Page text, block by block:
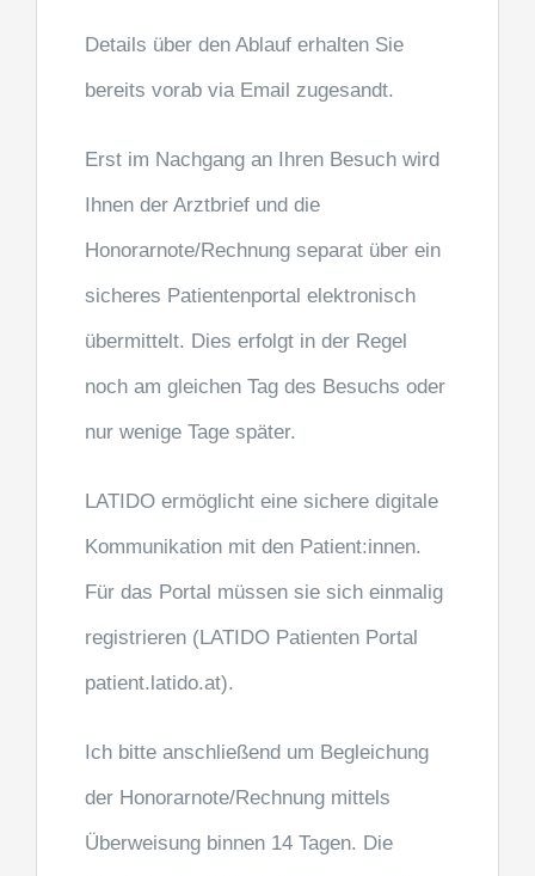
Details über den Ablauf erhalten Sie
bereits vorab via Email zugesandt.
Erst im Nachgang an Ihren Besuch wird
Ihnen der Arztbrief und die
Honorarnote/Rechnung separat über ein
sicheres Patientenportal elektronisch
übermittelt. Dies erfolgt in der Regel
noch am gleichen Tag des Besuchs oder
nur wenige Tage später.
LATIDO ermöglicht eine sichere digitale
Kommunikation mit den Patient:innen.
Für das Portal müssen sie sich einmalig
registrieren (LATIDO Patienten Portal
patient.latido.at).
Ich bitte anschließend um Begleichung
der Honorarnote/Rechnung mittels
Überweisung binnen 14 Tagen. Die